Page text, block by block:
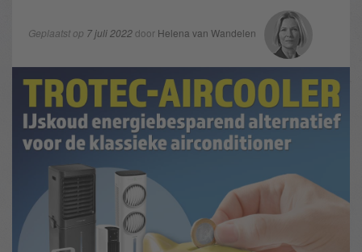
Geplaatst op 7 juli 2022door Helena van Wandelen